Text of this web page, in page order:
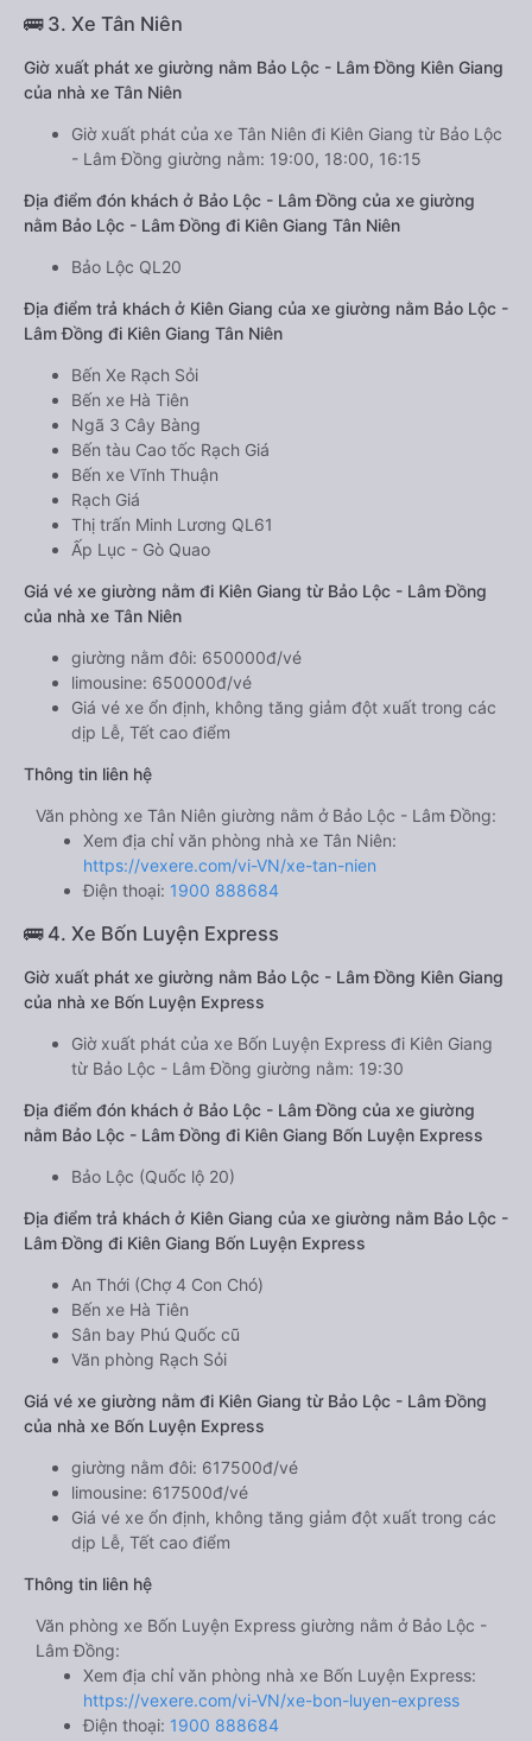
🚌 3. Xe Tân Niên
Giờ xuất phát xe giường nằm Bảo Lộc - Lâm Đồng Kiên Giang
của nhà xe Tân Niên
Giờ xuất phát của xe Tân Niên đi Kiên Giang từ Bảo Lộc
- Lâm Đồng giường nằm: 19:00, 18:00, 16:15
Địa điểm đón khách ở Bảo Lộc - Lâm Đồng của xe giường
nằm Bảo Lộc - Lâm Đồng đi Kiên Giang Tân Niên
Bảo Lộc QL20
Địa điểm trả khách ở Kiên Giang của xe giường nằm Bảo Lộc -
Lâm Đồng đi Kiên Giang Tân Niên
Bến Xe Rạch Sỏi
Bến xe Hà Tiên
Ngã 3 Cây Bàng
Bến tàu Cao tốc Rạch Giá
Bến xe Vĩnh Thuận
Rạch Giá
Thị trấn Minh Lương QL61
Ấp Lục - Gò Quao
Giá vé xe giường nằm đi Kiên Giang từ Bảo Lộc - Lâm Đồng
của nhà xe Tân Niên
giường nằm đôi: 650000đ/vé
limousine: 650000đ/vé
Giá vé xe ổn định, không tăng giảm đột xuất trong các
dịp Lễ, Tết cao điểm
Thông tin liên hệ
Văn phòng xe Tân Niên giường nằm ở Bảo Lộc - Lâm Đồng:
Xem địa chỉ văn phòng nhà xe Tân Niên:
https://vexere.com/vi-VN/xe-tan-nien
Điện thoại: 1900 888684
🚌 4. Xe Bốn Luyện Express
Giờ xuất phát xe giường nằm Bảo Lộc - Lâm Đồng Kiên Giang
của nhà xe Bốn Luyện Express
Giờ xuất phát của xe Bốn Luyện Express đi Kiên Giang
từ Bảo Lộc - Lâm Đồng giường nằm: 19:30
Địa điểm đón khách ở Bảo Lộc - Lâm Đồng của xe giường
nằm Bảo Lộc - Lâm Đồng đi Kiên Giang Bốn Luyện Express
Bảo Lộc (Quốc lộ 20)
Địa điểm trả khách ở Kiên Giang của xe giường nằm Bảo Lộc -
Lâm Đồng đi Kiên Giang Bốn Luyện Express
An Thới (Chợ 4 Con Chó)
Bến xe Hà Tiên
Sân bay Phú Quốc cũ
Văn phòng Rạch Sỏi
Giá vé xe giường nằm đi Kiên Giang từ Bảo Lộc - Lâm Đồng
của nhà xe Bốn Luyện Express
giường nằm đôi: 617500đ/vé
limousine: 617500đ/vé
Giá vé xe ổn định, không tăng giảm đột xuất trong các
dịp Lễ, Tết cao điểm
Thông tin liên hệ
Văn phòng xe Bốn Luyện Express giường nằm ở Bảo Lộc -
Lâm Đồng:
Xem địa chỉ văn phòng nhà xe Bốn Luyện Express:
https://vexere.com/vi-VN/xe-bon-luyen-express
Điện thoại: 1900 888684